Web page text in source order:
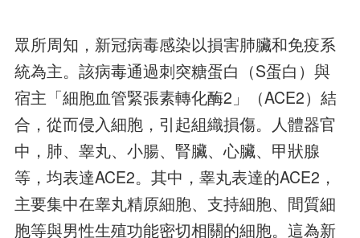
眾所周知，新冠病毒感染以損害肺臟和免疫系
統為主。該病毒通過刺突糖蛋白（S蛋白）與
宿主「細胞血管緊張素轉化酶2」（ACE2）結
合，從而侵入細胞，引起組織損傷。人體器官
中，肺、睾丸、小腸、腎臟、心臟、甲狀腺
等，均表達ACE2。其中，睾丸表達的ACE2，
主要集中在睾丸精原細胞、支持細胞、間質細
胞等與男性生殖功能密切相關的細胞。這為新